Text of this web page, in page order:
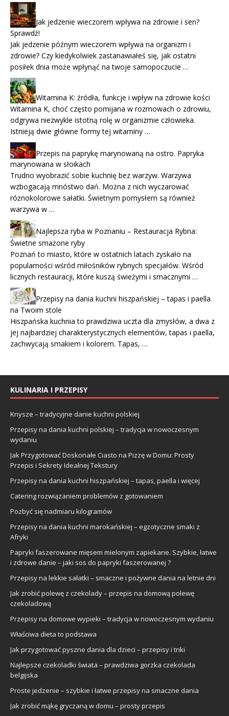
Jak jedzenie wieczorem wpływa na zdrowie i sen?
Sprawdź!
Jak jedzenie późnym wieczorem wpływa na organizm i
zdrowie? Czy kiedykolwiek zastanawiałeś się, jak ostatni
posiłek dnia może wpłynąć na twoje samopoczucie …
Witamina K: źródła, funkcje i wpływ na zdrowie kości
Witamina K, choć często pomijana w rozmowach o zdrowiu,
odgrywa niezwykle istotną rolę w organizmie człowieka.
Istnieją dwie główne formy tej witaminy …
Przepis na paprykę marynowaną na ostro. Papryka
marynowana w słoikach
Trudno wyobrazić sobie kuchnię bez warzyw. Warzywa
wzbogacają mnóstwo dań. Można z nich wyczarować
różnokolorowe sałatki. Świetnym pomysłem są również
warzywa w …
Najlepsza ryba w Poznaniu – Restauracja Rybna:
Świetne smażone ryby
Poznań to miasto, które w ostatnich latach zyskało na
popularności wśród miłośników rybnych specjałów. Wśród
licznych restauracji, które kuszą świeżymi i smacznymi …
Przepisy na dania kuchni hiszpańskiej – tapas i paella
na Twoim stole
Hiszpańska kuchnia to prawdziwa uczta dla zmysłów, a dwa z
jej najbardziej charakterystycznych elementów, tapas i paella,
zachwycają smakiem i kolorem. Tapas, …
KULINARIA I PRZEPISY
Knysze – tradycyjne danie kuchni polskiej
Przepisy na dania kuchni polskiej – tradycja w nowoczesnym
wydaniu
Jak Przygotować Doskonałe Ciasto na Pizzę w Domu: Prosty
Przepis i Sekrety Idealnej Tekstury
Przepisy na dania kuchni hiszpańskiej – tapas, paella i więcej
Catering rozwiązaniem problemów z gotowaniem
Pozbyć się nadmiaru kilogramów
Przepisy na dania kuchni marokańskiej – egzotyczne smaki z
Afryki
Papryki faszerowane mięsem mielonym zapiekane. Szybkie, łatwe
i zdrowe danie – jaki sos do papryki faszerowanej ?
Przepisy na lekkie sałatki – smaczne i pożywne dania na letnie dni
Jak zrobić polewę z czekolady – przepis na domową polewę
czekoladową
Przepisy na domowe wypieki – tradycja w nowoczesnym wydaniu
Właściwa dieta to podstawa
Jak przygotować pyszne dania dla dzieci – przepisy i triki
Najlepsze czekoladki świata – prawdziwa gorzka czekolada
belgijska
Proste jedzenie – szybkie i łatwe przepisy na smaczne dania
Jak zrobić mąkę gryczaną w domu – prosty przepis